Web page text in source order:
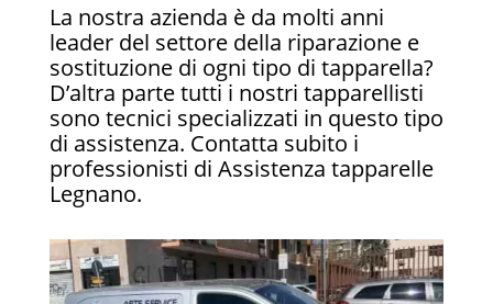
La nostra azienda è da molti anni
leader del settore della riparazione e
sostituzione di ogni tipo di tapparella?
D’altra parte tutti i nostri tapparellisti
sono tecnici specializzati in questo tipo
di assistenza. Contatta subito i
professionisti di Assistenza tapparelle
Legnano.